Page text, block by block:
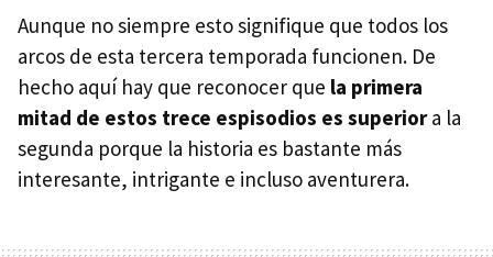
Aunque no siempre esto signifique que todos los
arcos de esta tercera temporada funcionen. De
hecho aquí hay que reconocer que la primera
mitad de estos trece espisodios es superiora la
segunda porque la historia es bastante más
interesante, intrigante e incluso aventurera.